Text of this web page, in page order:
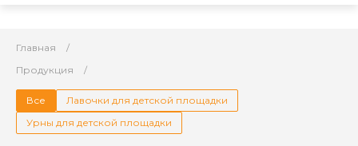
Главная
Продукция
Все
Лавочки для детской площадки
Урны для детской площадки